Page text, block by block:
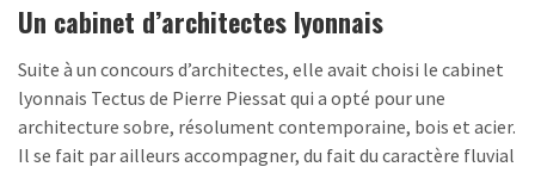
Un cabinet d’architectes lyonnais
Suite à un concours d’architectes, elle avait choisi le cabinet
lyonnais Tectus de Pierre Piessat qui a opté pour une
architecture sobre, résolument contemporaine, bois et acier.
Il se fait par ailleurs accompagner, du fait du caractère fluvial